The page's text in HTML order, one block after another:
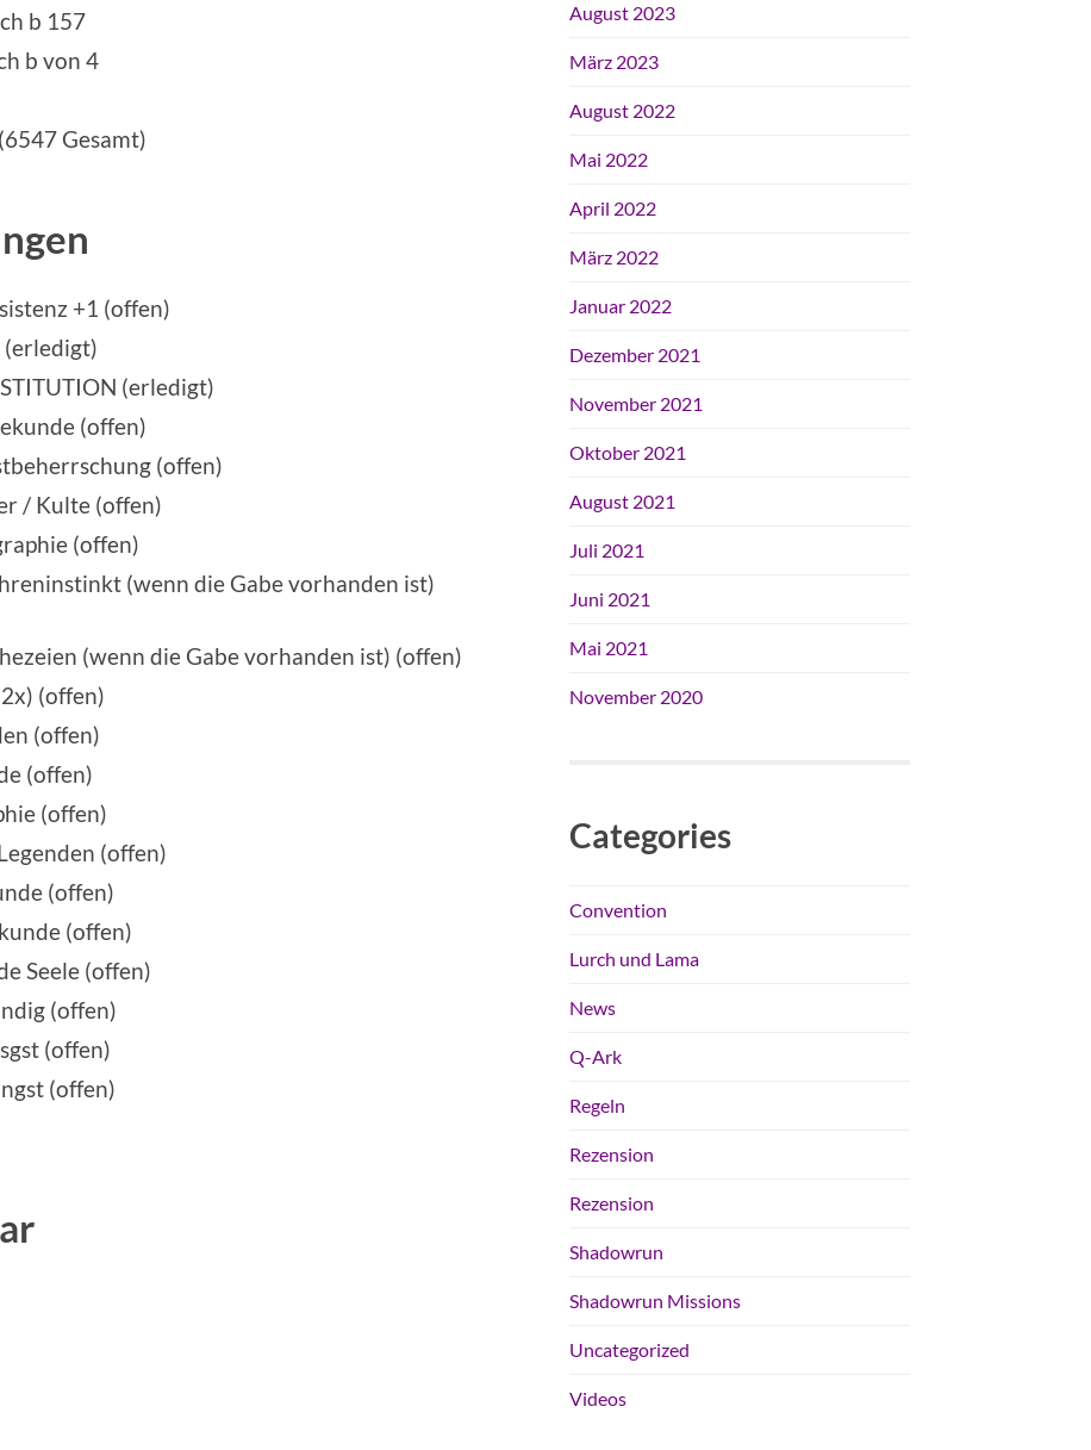
b 157
b von 4
Gesamt)
+1 (offen)
(erledigt)
(erledigt)
(offen)
(offen)
/ Kulte (offen)
(offen)
(wenn die Gabe vorhanden ist)
(wenn die Gabe vorhanden ist) (offen)
(offen)
(offen)
(offen)
(offen)
(offen)
(offen)
(offen)
Seele (offen)
(offen)
(offen)
(offen)
August 2023
März 2023
August 2022
Mai 2022
April 2022
März 2022
Januar 2022
Dezember 2021
November 2021
Oktober 2021
August 2021
Juli 2021
Juni 2021
Mai 2021
November 2020
Categories
Convention
Lurch und Lama
News
Q-Ark
Regeln
Rezension
Rezension
Shadowrun
Shadowrun Missions
Uncategorized
Videos